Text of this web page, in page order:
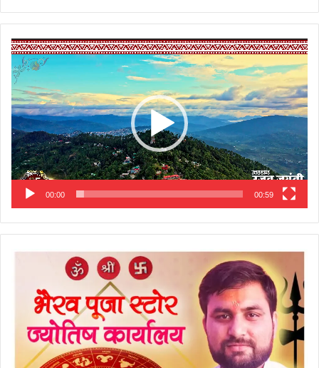
Video
Player
00:00 00:59